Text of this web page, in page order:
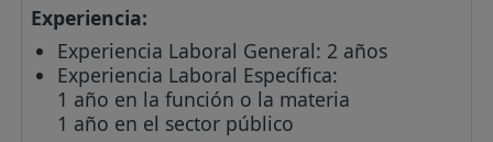
Experiencia:
Experiencia Laboral General: 2 años
Experiencia Laboral Específica:
1 año en la función o la materia
1 año en el sector público